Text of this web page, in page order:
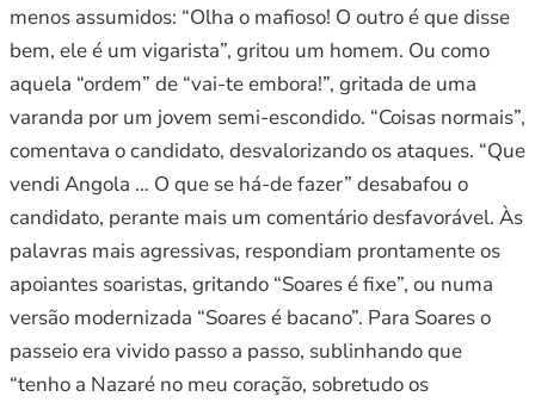
menos assumidos: “Olha o mafioso! O outro é que disse
bem, ele é um vigarista”, gritou um homem. Ou como
aquela “ordem” de “vai-te embora!”, gritada de uma
varanda por um jovem semi-escondido. “Coisas normais”,
comentava o candidato, desvalorizando os ataques. “Que
vendi Angola … O que se há-de fazer” desabafou o
candidato, perante mais um comentário desfavorável. Às
palavras mais agressivas, respondiam prontamente os
apoiantes soaristas, gritando “Soares é fixe”, ou numa
versão modernizada “Soares é bacano”. Para Soares o
passeio era vivido passo a passo, sublinhando que
“tenho a Nazaré no meu coração, sobretudo os